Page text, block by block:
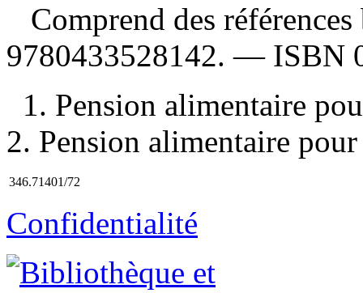
Comprend des
9780433528142. — ISBN
1. Pension alimentaire
2. Pension alimentaire
346.71401/72
Confidentialité